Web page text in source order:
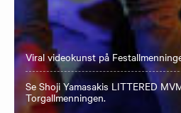
Viral videokunst på
Se Shoji Yamasakis LITTERED
Torgallmenningen.